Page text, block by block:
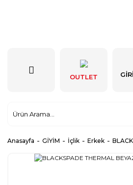
OUTLET
Anasayfa GİYİM İçlik Erkek